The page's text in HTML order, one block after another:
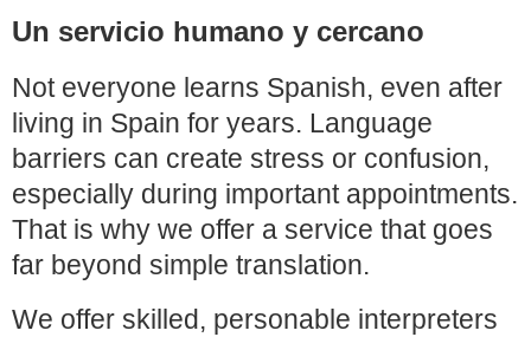
Un servicio humano y cercano
Not everyone learns Spanish, even after
living in Spain for years. Language
barriers can create stress or confusion,
especially during important appointments.
That is why we offer a service that goes
far beyond simple translation.
We offer skilled, personable interpreters